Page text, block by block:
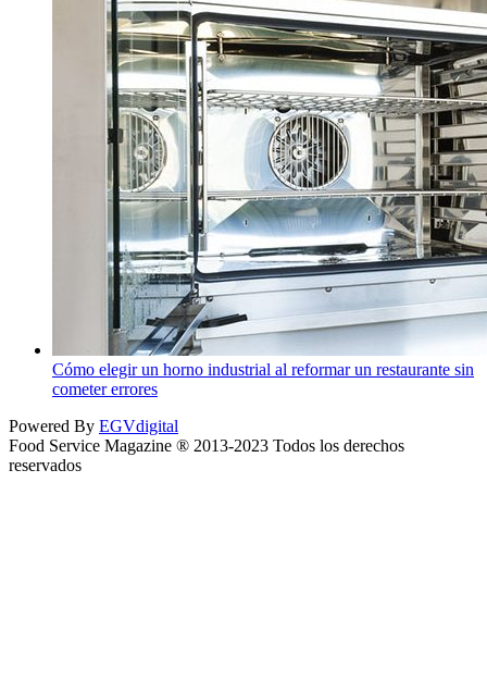
Cómo elegir un horno industrial al reformar un restaurante sin
cometer errores
Powered By EGVdigital
Food Service Magazine ® 2013-2023 Todos los derechos
reservados